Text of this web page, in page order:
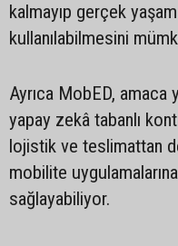
kalmayıp gerçek
kullanılabilmesini
Ayrıca MobED, amaca
yapay zekâ tabanlı
lojistik ve teslimattan
mobilite
sağlayabiliyor.